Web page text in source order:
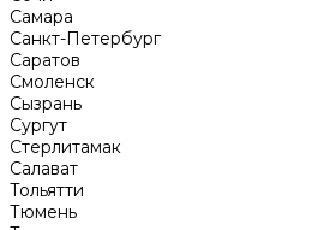
Самара
Санкт-Петербург
Саратов
Смоленск
Сызрань
Сургут
Стерлитамак
Салават
Тольятти
Тюмень